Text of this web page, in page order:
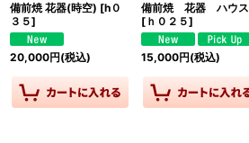
備前焼 花器(時空) [h０
３５]
20,000円(税込)
備前焼 花器 ハウス
[ｈ０２５]
15,000円(税込)